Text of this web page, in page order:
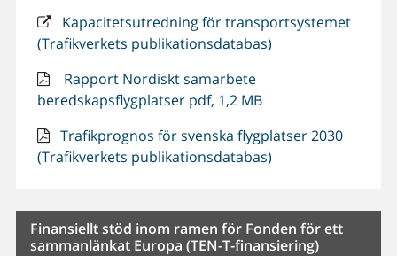
Kapacitetsutredning för transportsystemet
(Trafikverkets publikationsdatabas)
Rapport Nordiskt samarbete
beredskapsflygplatser pdf, 1,2 MB
Trafikprognos för svenska flygplatser 2030
(Trafikverkets publikationsdatabas)
Finansiellt stöd inom ramen för Fonden för ett
sammanlänkat Europa (TEN-T-finansiering)